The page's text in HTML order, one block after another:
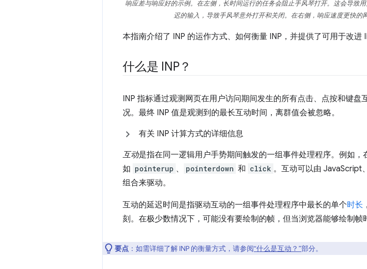
响应差与响应好的示例。在左侧，长时间运行的任务会阻止手风琴打开。这会导致
迟的输入，导致手风琴意外打开和关闭。在右侧，响应速度更快的
本指南介绍了 INP 的运作方式、如何衡量 INP，并提供了可用于改进
什么是 INP？
INP 指标通过观测网页在用户访问期间发生的所有点击、点按和键
况。最终 INP 值是观测到的最长互动时间，离群值会被忽略。
有关 INP 计算方式的详细信息
互动是指在同一逻辑用户手势期间触发的一组事件处理程序。例如
如 pointerup 、 pointerdown 和 click 。互动可以由 JavaScript
组合来驱动。
互动的延迟时间是指驱动互动的一组事件处理程序中最长的单个时长
刻。在极少数情况下，可能没有要绘制的帧，但当浏览器能够绘制帧
要点 ：如需详细了解 INP 的衡量方式，请参阅“什么是互动？”部分。